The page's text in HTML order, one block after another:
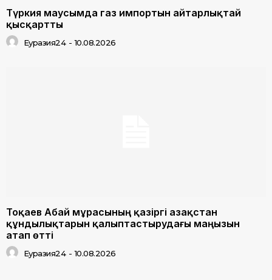
Түркия маусымда газ импортын айтарлықтай
қысқартты
Еуразия24 - 10.08.2026
Тоқаев Абай мұрасының қазіргі Қазақстан
құндылықтарын қалыптастырудағы маңызын
атап өтті
Еуразия24 - 10.08.2026